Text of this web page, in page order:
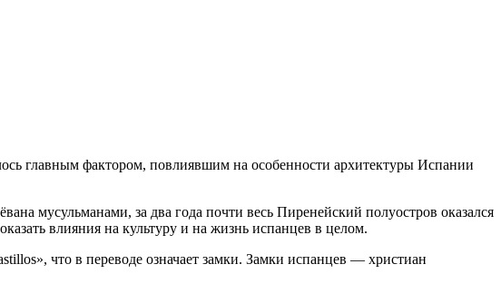
главным фактором, повлиявшим на особенности архитектуры Испании
мусульманами, за два года почти весь Пиренейский полуостров оказался
влияния на культуру и на жизнь испанцев в целом.
что в переводе означает замки. Замки испанцев — христиан